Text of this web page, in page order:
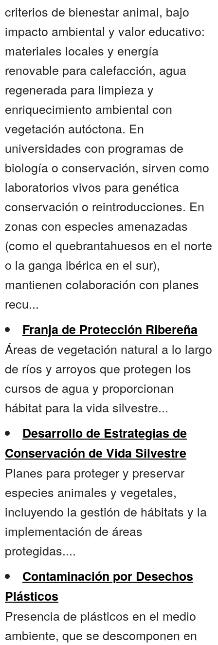
criterios de bienestar animal, bajo
impacto ambiental y valor educativo:
materiales locales y energía
renovable para calefacción, agua
regenerada para limpieza y
enriquecimiento ambiental con
vegetación autóctona. En
universidades con programas de
biología o conservación, sirven como
laboratorios vivos para genética
conservación o reintroducciones. En
zonas con especies amenazadas
(como el quebrantahuesos en el norte
o la ganga ibérica en el sur),
mantienen colaboración con planes
recu...
Franja de Protección Ribereña
Áreas de vegetación natural a lo largo
de ríos y arroyos que protegen los
cursos de agua y proporcionan
hábitat para la vida silvestre...
Desarrollo de Estrategias de
Conservación de Vida Silvestre
Planes para proteger y preservar
especies animales y vegetales,
incluyendo la gestión de hábitats y la
implementación de áreas
protegidas....
Contaminación por Desechos
Plásticos
Presencia de plásticos en el medio
ambiente, que se descomponen en